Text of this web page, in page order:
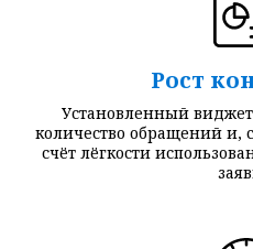
Рост
Установленный
количество обращений и,
счёт лёгкости